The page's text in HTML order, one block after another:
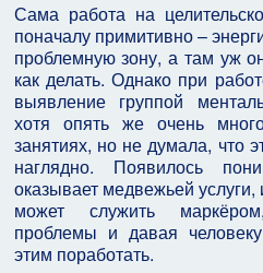
Сама работа на
поначалу примитивно –
проблемную зону, а там уж
как делать. Однако при
выявление группой
хотя опять же очень
занятиях, но не думала, что
наглядно. Появилось
оказывает медвежьей услуги,
может служить
проблемы и давая
этим поработать.